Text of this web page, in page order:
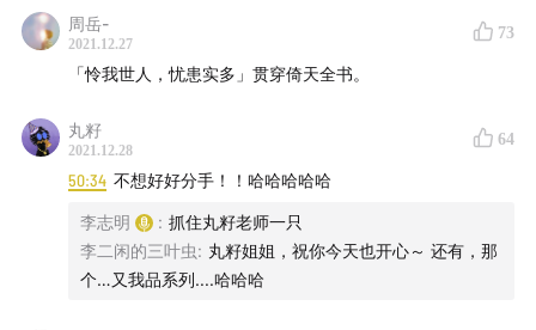
周岳-
2021.12.27
73
「怜我世人，忧患实多」贯穿倚天全书。
丸籽
2021.12.28
64
50:34 不想好好分手！！哈哈哈哈哈
李志明 : 抓住丸籽老师一只
李二闲的三叶虫: 丸籽姐姐，祝你今天也开心～ 还有，那
个…又我品系列....哈哈哈